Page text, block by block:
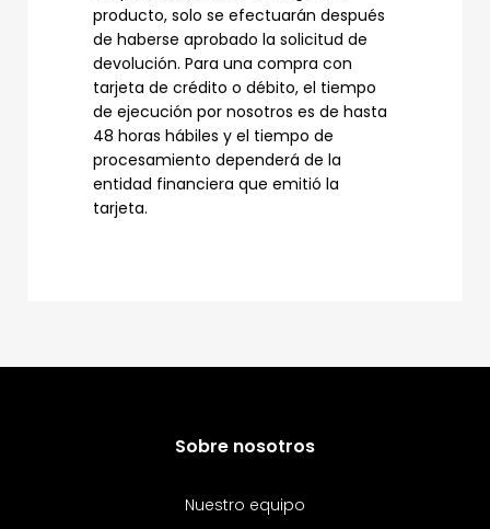
producto, solo se efectuarán después
de haberse aprobado la solicitud de
devolución. Para una compra con
tarjeta de crédito o débito, el tiempo
de ejecución por nosotros es de hasta
48 horas hábiles y el tiempo de
procesamiento dependerá de la
entidad financiera que emitió la
tarjeta.
Sobre nosotros
Nuestro equipo